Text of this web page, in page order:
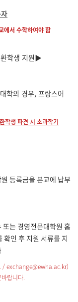
에서 수학하여야 함
학생 지원▶
학의 경우, 프랑스어
학생 파견 시 초과학기
등록금을 본교에 납부
는 경영전문대학원 홈
인 후 지원 서류를 지
/exchange@ewha.ac.kr)
랍니다.